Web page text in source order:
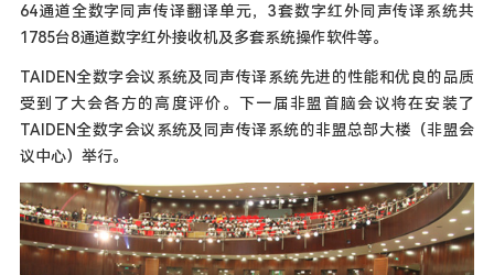
64通道全数字同声传译翻译单元，3套数字红外同声传译系统共
1785台8通道数字红外接收机及多套系统操作软件等。
TAIDEN全数字会议系统及同声传译系统先进的性能和优良的品质
受到了大会各方的高度评价。下一届非盟首脑会议将在安装了
TAIDEN全数字会议系统及同声传译系统的非盟总部大楼（非盟会
议中心）举行。